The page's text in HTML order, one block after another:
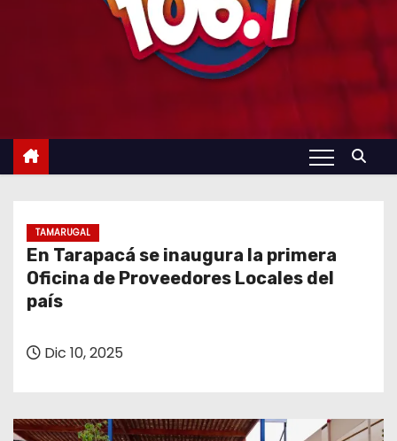
TAMARUGAL
En Tarapacá se inaugura la primera
Oficina de Proveedores Locales del
país
Dic 10, 2025